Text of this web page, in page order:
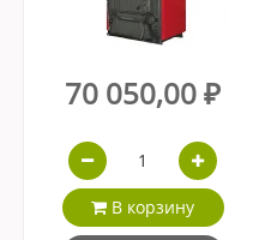
70 050,00 ₽
В корзину